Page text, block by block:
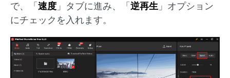
で、「 速度 」タブに進み、「 逆再生 」オプション
にチェックを入れます。